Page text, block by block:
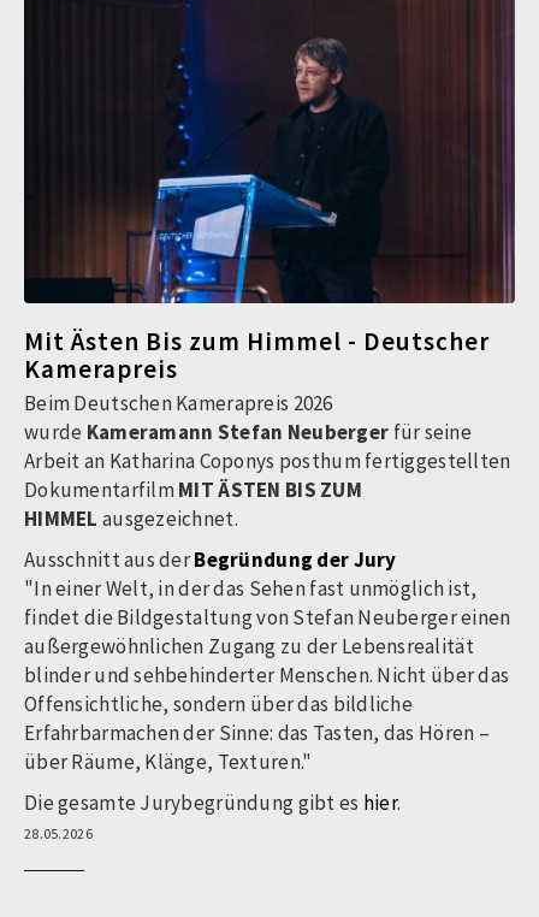
Mit Ästen Bis zum Himmel - Deutscher
Kamerapreis
Beim Deutschen Kamerapreis 2026
wurde Kameramann Stefan Neuberger für seine
Arbeit an Katharina Coponys posthum fertiggestellten
DokumentarfilmMIT ÄSTEN BIS ZUM
HIMMEL ausgezeichnet.
Ausschnitt aus derBegründung der Jury
"In einer Welt, in der das Sehen fast unmöglich ist,
findet die Bildgestaltung von Stefan Neuberger einen
außergewöhnlichen Zugang zu der Lebensrealität
blinder und sehbehinderter Menschen. Nicht über das
Offensichtliche, sondern über das bildliche
Erfahrbarmachen der Sinne: das Tasten, das Hören –
über Räume, Klänge, Texturen."
Die gesamte Jurybegründung gibt es hier.
28.05.2026